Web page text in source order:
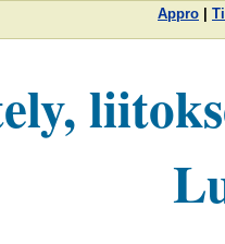
Appro